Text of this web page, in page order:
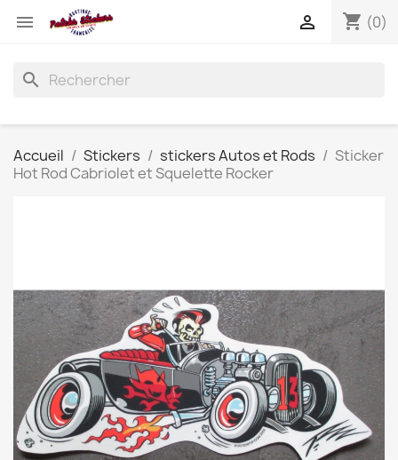
 shopping_cart (0)

search
Accueil Stickers stickers Autos et Rods
Sticker
Hot Rod Cabriolet et Squelette Rocker